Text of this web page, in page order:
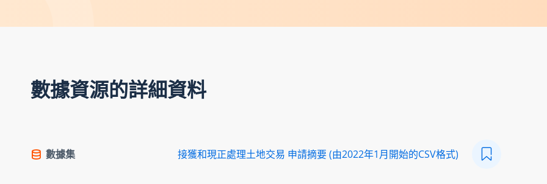
數據資源的詳細資料
數據集 接獲和現正處理土地交易 申請摘要 (由2022年1月開始的CSV格式)